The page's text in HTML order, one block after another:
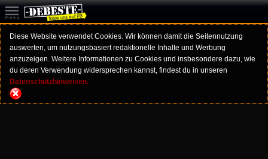
Diese Website verwendet Cookies. Wir können damit die Seitennutzung
auswerten, um nutzungsbasiert redaktionelle Inhalte und Werbung
anzuzeigen. Weitere Informationen zu Cookies und insbesondere dazu, wie
du deren Verwendung widersprechen kannst, findest du in unseren
Datenschutzhinweisen.